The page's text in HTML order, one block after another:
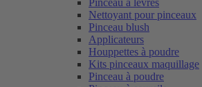
Pinceau à lèvres
Nettoyant pour pinceaux
Pinceau blush
Applicateurs
Houppettes à poudre
Kits pinceaux maquillage
Pinceau à poudre